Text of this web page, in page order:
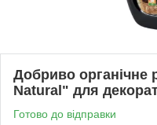
Добриво органічне
Natural" для
Готово до відправки